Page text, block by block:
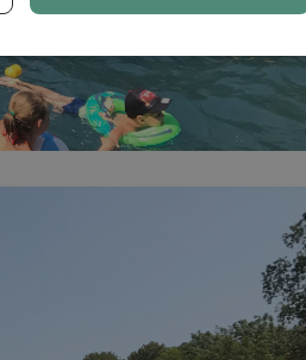
Funkcjonalność
takich jak logowanie użytkownika i